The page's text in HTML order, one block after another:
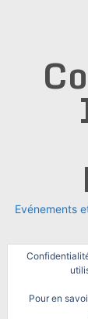
Evénements
Pour en